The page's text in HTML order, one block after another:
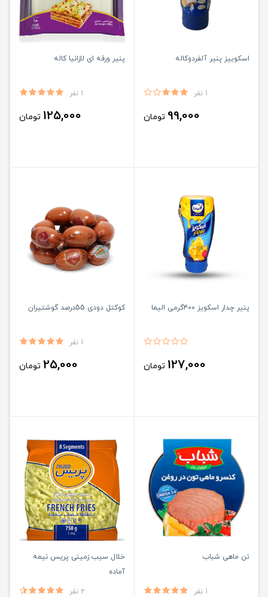
اسکوییز پنیر آلفردوکاله
1 نفر
99,000 تومان
پنیر ورقه ای لازانیا کاله
1 نفر
125,000 تومان
پنیر چدار اسکویز ۴۰۰گرمی الیما
127,000 تومان
کوکتل دودی 55درصد گوشتیران
1 نفر
25,000 تومان
تن ماهی شباب
1 نفر
خلال سیب زمینی پریس نیمه
آماده
2 نفر